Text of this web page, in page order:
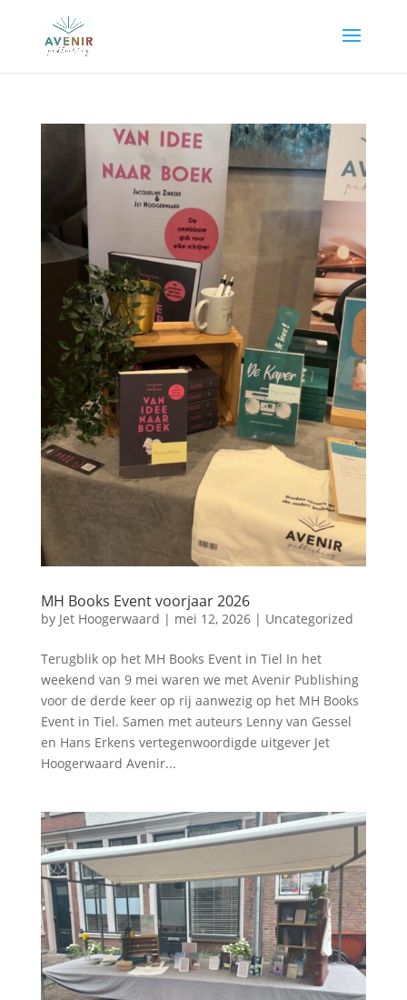
MH Books Event voorjaar 2026
by Jet Hoogerwaard | mei 12, 2026| Uncategorized
Terugblik op het MH Books Event in Tiel In het
weekend van 9 mei waren we met Avenir Publishing
voor de derde keer op rij aanwezig op het MH Books
Event in Tiel. Samen met auteurs Lenny van Gessel
en Hans Erkens vertegenwoordigde uitgever Jet
Hoogerwaard Avenir...